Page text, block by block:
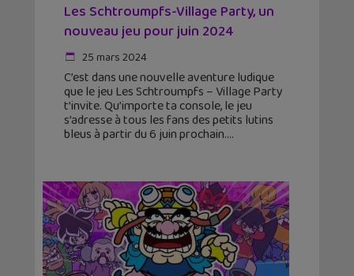
Les Schtroumpfs-Village Party, un
nouveau jeu pour juin 2024
25 mars 2024
C’est dans une nouvelle aventure ludique
que le jeu Les Schtroumpfs – Village Party
t’invite. Qu’importe ta console, le jeu
s’adresse à tous les fans des petits lutins
bleus à partir du 6 juin prochain.